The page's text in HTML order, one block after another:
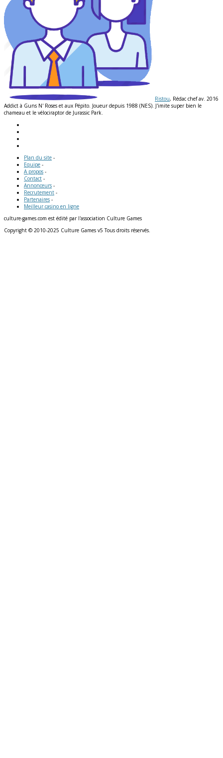
Ristou, Rédac chef av. 2016
Addict à Guns N' Roses et aux Pépito. Joueur depuis 1988 (NES). J'imite super bien le
chameau et le vélociraptor de Jurassic Park.
Plan du site -
Equipe -
A propos -
Contact -
Annonceurs -
Recrutement -
Partenaires -
Meilleur casino en ligne
culture-games.com est édité par l'association Culture Games
Copyright © 2010-2025 Culture Games v5 Tous droits réservés.